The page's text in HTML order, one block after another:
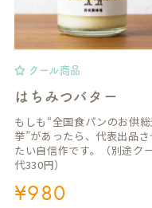
クール商品
はちみつバター
もしも“全国食パンのお供
挙”があったら、代表出品さ
たい自信作です。（別途ク
代330円）
¥980